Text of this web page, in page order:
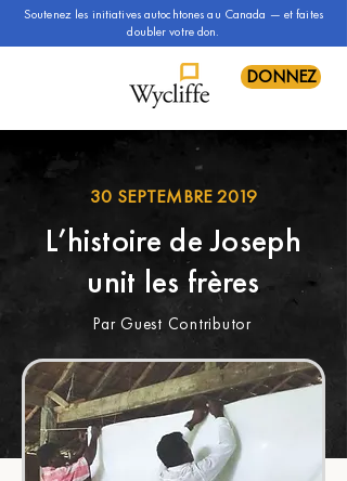
Soutenez les initiatives autochtones au Canada — et faites
doubler votre don.
DONNEZ
30 SEPTEMBRE 2019
L’histoire de Joseph
unit les frères
Par Guest Contributor